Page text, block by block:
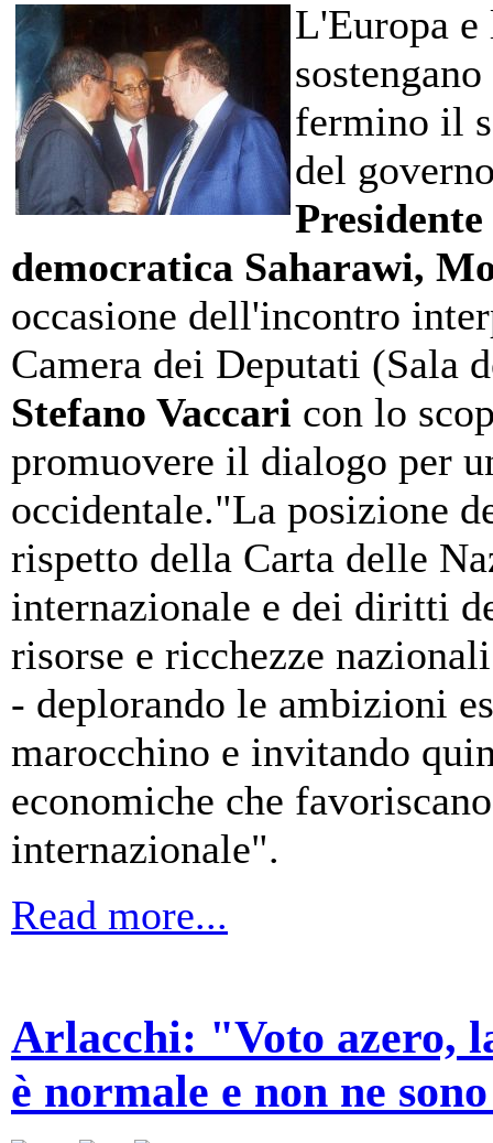
L'Europa
fermino il
del
democratica Saharawi,
occasione dell'incontro
Camera dei Deputati (Sala
Stefano Vaccari con lo
promuovere il dialogo per
occidentale."La posizione
rispetto della Carta delle
internazionale e dei diritti
risorse e ricchezze
- deplorando le ambizioni
marocchino e invitando
economiche che
internazionale".
Read more...
Arlacchi: "Voto azero,
è normale e non ne